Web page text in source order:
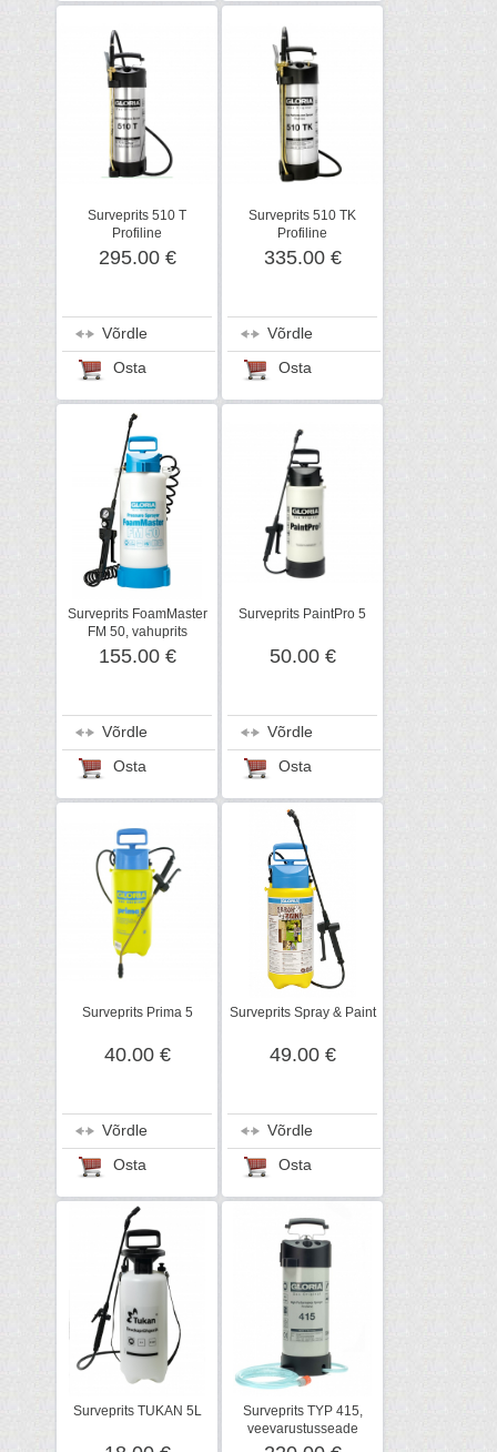
Surveprits 510 T
Profiline
295.00 €
Võrdle
Osta
Surveprits 510 TK
Profiline
335.00 €
Võrdle
Osta
Surveprits FoamMaster
FM 50, vahuprits
155.00 €
Võrdle
Osta
Surveprits PaintPro 5
50.00 €
Võrdle
Osta
Surveprits Prima 5
40.00 €
Võrdle
Osta
Surveprits Spray & Paint
49.00 €
Võrdle
Osta
Surveprits TUKAN 5L
Surveprits TYP 415,
veevarustusseade